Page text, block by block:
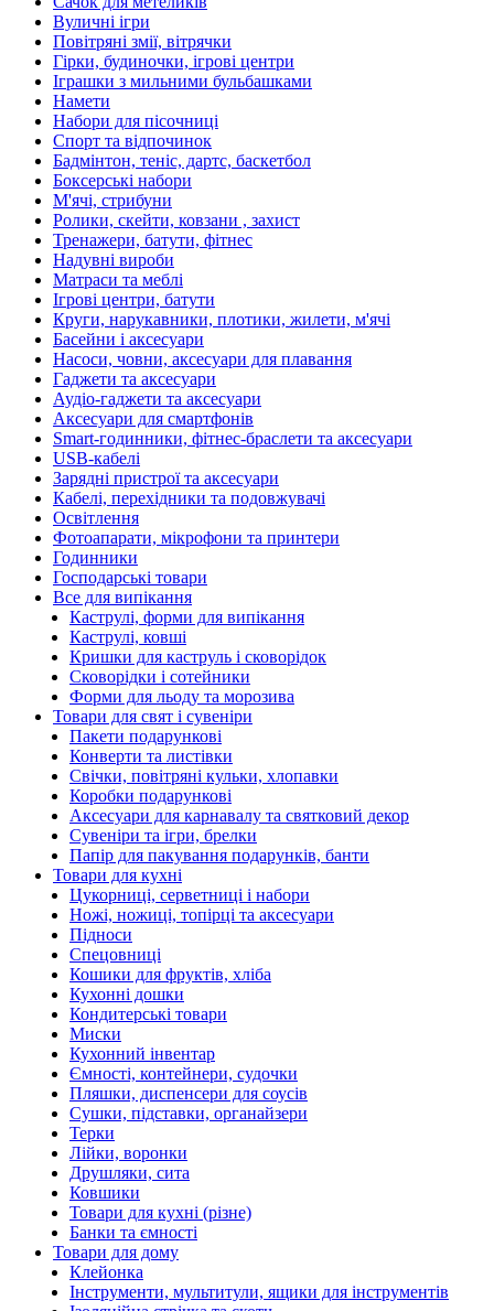
Вуличні ігри
Повітряні змії, вітрячки
Гірки, будиночки, ігрові центри
Іграшки з мильними бульбашками
Намети
Набори для пісочниці
Спорт та відпочинок
Бадмінтон, теніс, дартс, баскетбол
Боксерські набори
М'ячі, стрибуни
Ролики, скейти, ковзани , захист
Тренажери, батути, фітнес
Надувні вироби
Матраси та меблі
Ігрові центри, батути
Круги, нарукавники, плотики, жилети, м'ячі
Басейни і аксесуари
Насоси, човни, аксесуари для плавання
Гаджети та аксесуари
Аудіо-гаджети та аксесуари
Аксесуари для смартфонів
Smart-годинники, фітнес-браслети та аксесуари
USB-кабелі
Зарядні пристрої та аксесуари
Кабелі, перехідники та подовжувачі
Освітлення
Фотоапарати, мікрофони та принтери
Годинники
Господарські товари
Все для випікання
Каструлі, форми для випікання
Каструлі, ковші
Кришки для каструль і сковорідок
Сковорідки і сотейники
Форми для льоду та морозива
Товари для свят і сувеніри
Пакети подарункові
Конверти та листівки
Свічки, повітряні кульки, хлопавки
Коробки подарункові
Аксесуари для карнавалу та святковий декор
Сувеніри та ігри, брелки
Папір для пакування подарунків, банти
Товари для кухні
Цукорниці, серветниці і набори
Ножі, ножиці, топірці та аксесуари
Підноси
Спецовниці
Кошики для фруктів, хліба
Кухонні дошки
Кондитерські товари
Миски
Кухонний інвентар
Ємності, контейнери, судочки
Пляшки, диспенсери для соусів
Сушки, підставки, органайзери
Терки
Лійки, воронки
Друшляки, сита
Ковшики
Товари для кухні (різне)
Банки та ємності
Товари для дому
Клейонка
Інструменти, мультитули, ящики для інструментів